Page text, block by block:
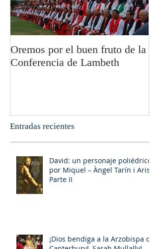
Oremos por el buen fruto de la
Conferencia de Lambeth
Entradas recientes
David: un personaje poliédrico,
por Miquel – Àngel Tarín i Arisó
Parte II
¡Dios bendiga a la Arzobispa de